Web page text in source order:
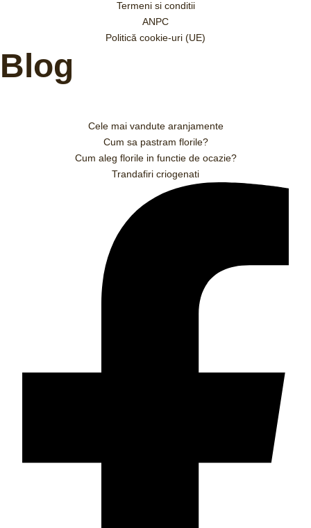
Termeni si conditii
ANPC
Politică cookie-uri (UE)
Blog
Cele mai vandute aranjamente
Cum sa pastram florile?
Cum aleg florile in functie de ocazie?
Trandafiri criogenati